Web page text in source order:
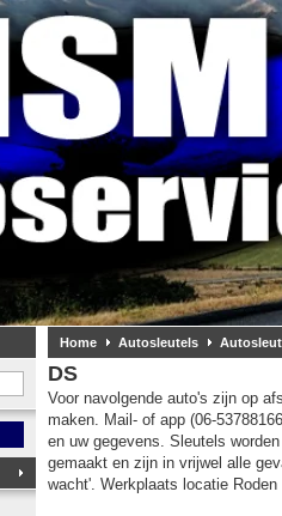
Home Autosleutels
DS
Voor navolgende auto's zijn op
maken. Mail- of app (06-
en uw gegevens. Sleutels
gemaakt en zijn in vrijwel alle
wacht'. Werkplaats locatie Roden